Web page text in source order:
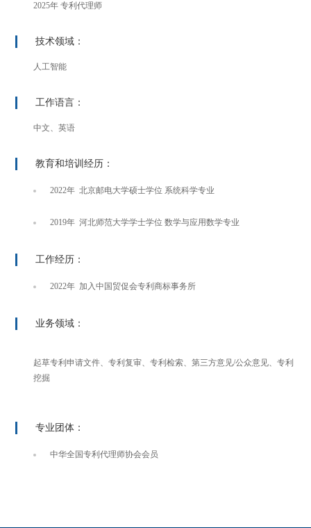
2025年 专利代理师
技术领域：
人工智能
工作语言：
中文、英语
教育和培训经历：
2022年 北京邮电大学硕士学位 系统科学专业
2019年 河北师范大学学士学位 数学与应用数学专业
工作经历：
2022年 加入中国贸促会专利商标事务所
业务领域：
起草专利申请文件、专利复审、专利检索、第三方意见/公众意见、专利
挖掘
专业团体：
中华全国专利代理师协会会员